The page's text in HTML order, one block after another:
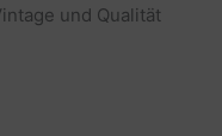
und Qualität